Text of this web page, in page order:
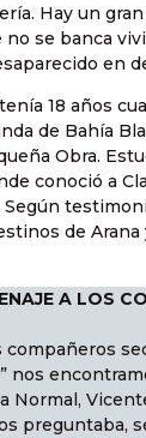
Hay un
se banca
en
18 años
de Bahía
Obra.
conoció a
de Arana
A LOS
nos
Normal,
preguntaba,